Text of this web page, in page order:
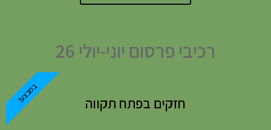
רכיבי פרסום יוני-יולי 26
חזקים בפתח תקווה במבצע!